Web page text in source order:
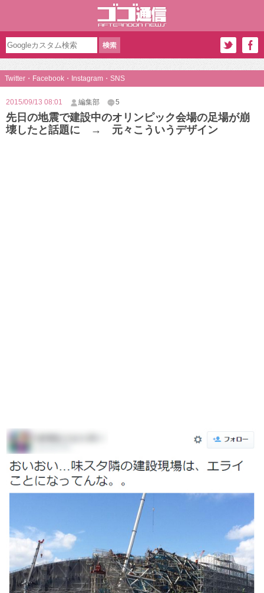
Twitter・Facebook・Instagram・SNS
2015/09/13 08:01 編集部 5
先日の地震で建設中のオリンピック会場の足場が崩
壊したと話題に → 元々こういうデザイン